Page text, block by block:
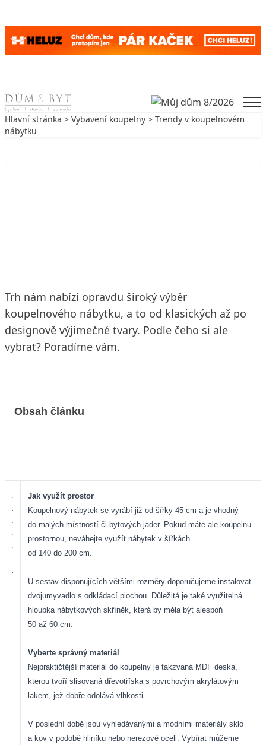
Skip to content
Hlavní stránka > Vybavení koupelny > Trendy v koupelnovém
nábytku
Trh nám nabízí opravdu široký výběr
koupelnového nábytku, a to od klasických až po
designově výjimečné tvary. Podle čeho si ale
vybrat? Poradíme vám.
Obsah článku
Jak využít prostor
Koupelnový nábytek se vyrábí již od šířky 45 cm a je vhodný
do malých místností či bytových jader. Pokud máte ale koupelnu
prostornou, neváhejte využít nábytek v šířkách
od 140 do 200 cm.
U sestav disponujících většími rozměry doporučujeme instalovat
dvojumyvadlo s odkládací plochou. Důležitá je také využitelná
hloubka nábytkových skříněk, která by měla být alespoň
50 až 60 cm.
Vyberte správný materiál
Nejpraktičtější materiál do koupelny je takzvaná MDF deska,
kterou tvoří slisovaná dřevotříska s povrchovým akrylátovým
lakem, jež dobře odolává vlhkosti.
V poslední době jsou vyhledávanými a módními materiály sklo
a kov v podobě hliníku nebo nerezové oceli. Vybírat můžeme